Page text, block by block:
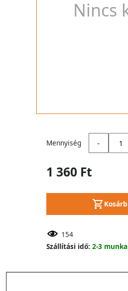
Nincs
Mennyiség -
1 360 Ft
154
Szállítási idő: 2-3